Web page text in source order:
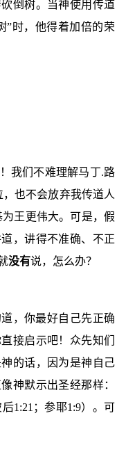
倒树。当神使用传道
”时，他得着加倍的荣
我们不难理解马丁.路
也不会放弃我传道人
王更伟大。可是，假
，讲得不准确、不正
没有说，怎么办？
，你最好自己先正确
接启示吧！众先知们
的话，因为是神自己
神默示出圣经那样：
后1:21 ；参耶1:9）。可